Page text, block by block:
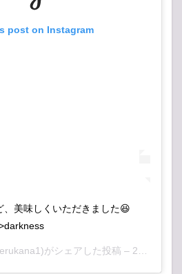
post on Instagram
、美味しくいただきました😆
がシェアした投稿 – 2018年12月月1日午前4時31分PST